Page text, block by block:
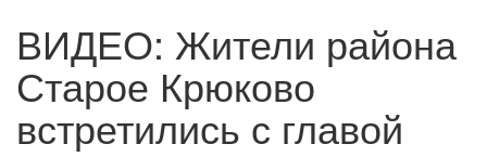
ВИДЕО: Жители района
Старое Крюково
встретились с главой